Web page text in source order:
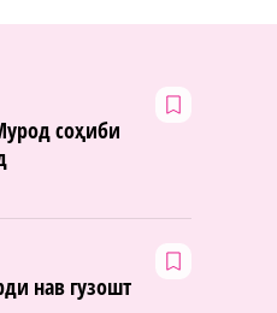
соҳиби
нав гузошт